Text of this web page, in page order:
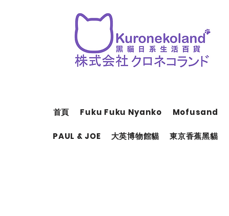
首頁 Fuku Fuku Nyanko Mofusand
PAUL & JOE 大英博物館貓 東京香蕉黑貓